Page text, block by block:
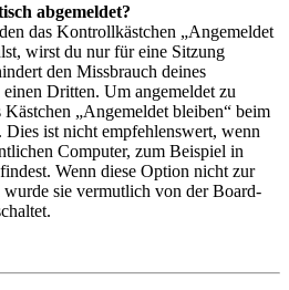
abgemeldet?
das Kontrollkästchen „Angemeldet
wirst du nur für eine Sitzung
den Missbrauch deines
Dritten. Um angemeldet zu
Kästchen „Angemeldet bleiben“ beim
Dies ist nicht empfehlenswert, wenn
Computer, zum Beispiel in
Wenn diese Option nicht zur
wurde sie vermutlich von der Board-